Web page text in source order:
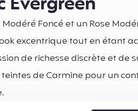
Foncé et un Rose
excentrique tout en étant
de richesse discrète et de
de Carmine pour un